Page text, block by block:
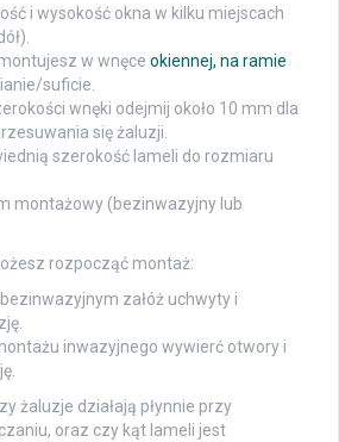
i wysokość okna w kilku miejscach
w wnęce okiennej, na ramie
suficie.
wnęki odejmij około 10 mm dla
się żaluzji.
szerokość lameli do rozmiaru
montażowy (bezinwazyjny lub
rozpocząć montaż:
załóż uchwyty i
inwazyjnego wywierć otwory i
żaluzje działają płynnie przy
oraz czy kąt lameli jest